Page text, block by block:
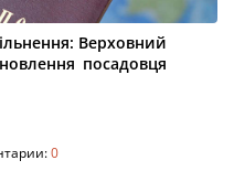
Верховний
посадовця
0